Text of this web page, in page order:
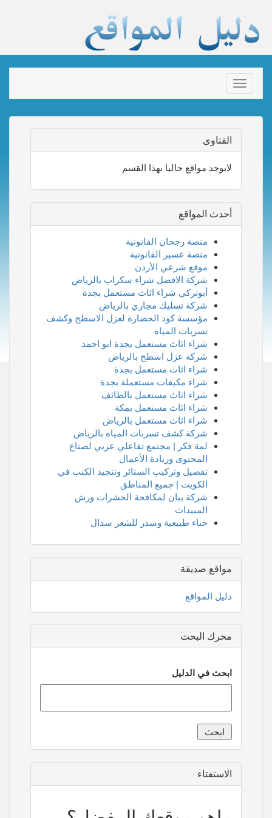
Toggle
navigation
الفتاوى
لايوجد مواقع حاليا بهذا القسم
أحدث المواقع
منصة رجحان القانونية
منصة عسير القانونية
موقع شرعي الأردن
شركة الافضل شراء سكراب بالرياض
أبوتركي شراء اثاث مستعمل بجدة
شركة تسليك مجاري بالرياض
مؤسسة كود الحضارة لعزل الاسطح وكشف
تسربات المياه
شراء اثاث مستعمل بجدة ابو احمد
شركة عزل اسطح بالرياض
شراء اثاث مستعمل بجدة
شراء مكيفات مستعملة بجدة
شراء اثاث مستعمل بالطائف
شراء اثاث مستعمل بمكة
شراء اثاث مستعمل بالرياض
شركة كشف تسربات المياه بالرياض
لمة فكر | مجتمع تفاعلي عربي لصناع
المحتوى وريادة الأعمال
تفصيل وتركيب الستائر وتنجيد الكنب في
الكويت | جميع المناطق
شركة بيان لمكافحة الحشرات ورش
المبيدات
حناء طبيعية وسدر للشعر سدال
مواقع صديقة
دليل المواقع
محرك البحث
ابحث في الدليل
الاستفتاء